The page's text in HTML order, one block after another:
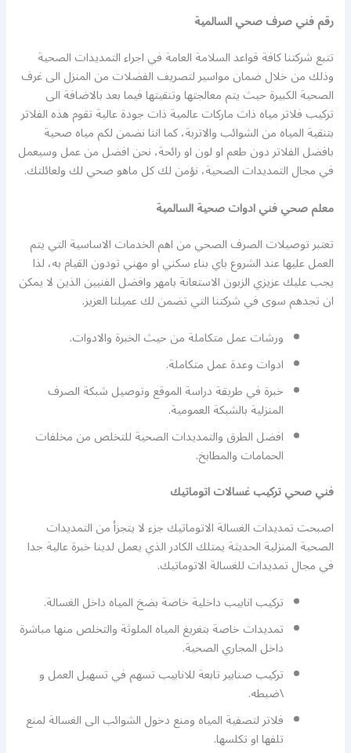
رقم فني صرف صحي السالمية
تتبع شركتنا كافة قواعد السلامة العامة في اجراء التمديدات الصحية
وذلك من خلال ضمان مواسير لتصريف الفضلات من المنزل الى غرف
الصحية الكبيرة حيث يتم معالجتها وتنقيتها فيما بعد بالاضافة الى
تركيب فلاتر مياه ذات ماركات عالمية ذات جودة عالية تقوم هذه الفلاتر
بتنقية المياه من الشوائب والاتربة، كما اننا نضمن لكم مياه صحية
بافضل الفلاتر دون طعم او لون او رائحة، نحن افضل من عمل وسيعمل
في مجال التمديدات الصحية، نؤمن لك كل ماهو صحي لك ولعائلتك.
معلم صحي فني ادوات صحية السالمية
تعتبر توصيلات الصرف الصحي من اهم الخدمات الاساسية التي يتم
العمل عليها عند الشروع باي بناء سكني او مهني تودون القيام به، لذا
يجب عليك عزيزي الزبون الاستعانة بامهر وافضل الفنيين الذين لا يمكن
ان تجدهم سوى في شركتنا التي تضمن لك عميلنا العزيز.
ورشات عمل متكاملة من حيث الخبرة والادوات.
ادوات وعدة عمل متكاملة.
خبرة في طريقة دراسة الموقع وتوصيل شبكة الصرف
المنزلية بالشبكة العمومية.
افضل الطرق والتمديدات الصحية للتخلص من مخلفات
الحمامات والمطابخ.
فني صحي تركيب غسالات اتوماتيك
اصبحت تمديدات الغسالة الاتوماتيك جزء لا يتجزأ من التمديدات
الصحية المنزلية الحديثة يمتلك الكادر الذي يعمل لدينا خبرة عالية جدا
في مجال تمديدات للغسالة الاتوماتيك.
تركيب انابيب داخلية خاصة بضخ المياه داخل الغسالة.
تمديدات خاصة بتغريغ المياه الملوثة والتخلص منها مباشرة
داخل المجاري الصحية.
تركيب صنابير تابعة للانابيب تسهم في تسهيل العمل و
\ضبطه.
فلاتر لتصفية المياه ومنع دخول الشوائب الى الغسالة لمنع
تلفها او تكلسها.